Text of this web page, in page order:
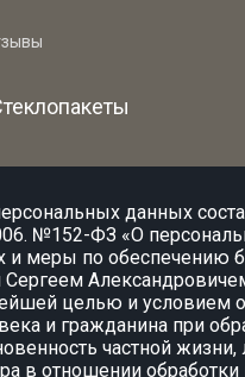
обработки
данных
№152-ФЗ «О
меры по обеспечению
целью и условием
и гражданина при
частной
в отношении